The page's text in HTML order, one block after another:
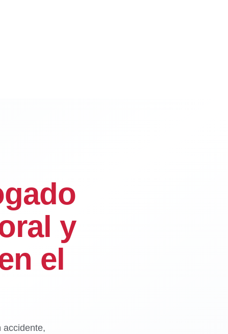
y
el
accidente,